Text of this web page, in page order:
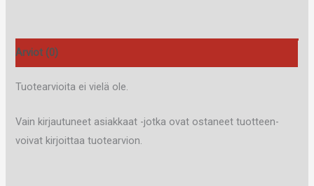
Arviot (0)
Tuotearvioita ei vielä ole.
Vain kirjautuneet asiakkaat -jotka ovat ostaneet tuotteen-
voivat kirjoittaa tuotearvion.